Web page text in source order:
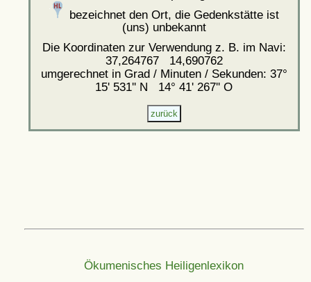
bezeichnet den Ort, die Gedenkstätte ist
(uns) unbekannt
Die Koordinaten zur Verwendung z. B. im Navi:
37,264767 14,690762
umgerechnet in Grad / Minuten / Sekunden: 37°
15' 531'' N 14° 41' 267'' O
Ökumenisches Heiligenlexikon